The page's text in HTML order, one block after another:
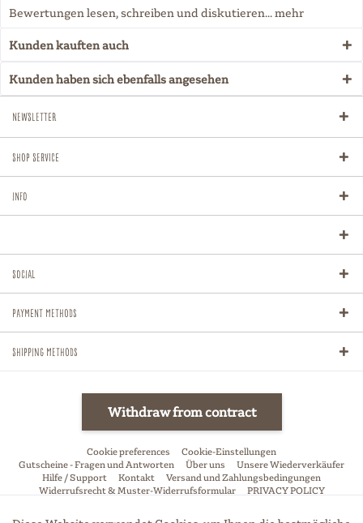
Bewertungen lesen, schreiben und diskutieren...mehr
Kunden kauften auch
Kunden haben sich ebenfalls angesehen
Newsletter
Shop Service
Info
Social
Payment methods
Shipping methods
Withdraw from contract
Cookie preferences
Cookie-Einstellungen
Gutscheine - Fragen und Antworten
Über uns
Unsere Wiederverkäufer
Hilfe / Support
Kontakt
Versand und Zahlungsbedingungen
Widerrufsrecht & Muster-Widerrufsformular
PRIVACY POLICY